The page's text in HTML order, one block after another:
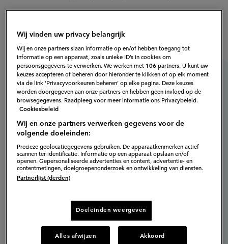
Wij vinden uw privacy belangrijk
Wij en onze partners slaan informatie op en/of hebben toegang tot
informatie op een apparaat, zoals unieke ID’s in cookies om
persoonsgegevens te verwerken. We werken met 106 partners. U kunt uw
keuzes accepteren of beheren door hieronder te klikken of op elk moment
via de link ‘Privacyvoorkeuren beheren’ op elke pagina. Deze keuzes
worden doorgegeven aan onze partners en hebben geen invloed op de
browsegegevens. Raadpleeg voor meer informatie ons Privacybeleid.
Cookiesbeleid
Wij en onze partners verwerken gegevens voor de
volgende doeleinden:
Precieze geolocatiegegevens gebruiken. De apparaatkenmerken actief
scannen ter identificatie. Informatie op een apparaat opslaan en/of
openen. Gepersonaliseerde advertenties en content, advertentie- en
contentmetingen, doelgroepenonderzoek en ontwikkeling van diensten.
Partnerlijst (derden)
Doeleinden weergeven
Alles afwijzen Akkoord